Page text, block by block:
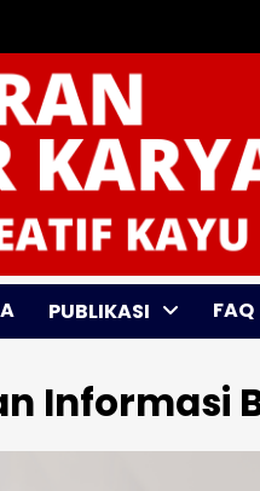
PUBLIKASI FAQ
Informasi